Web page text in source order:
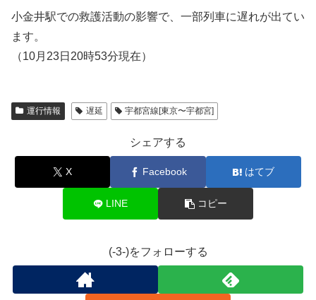
小金井駅での救護活動の影響で、一部列車に遅れが出てい
ます。
（10月23日20時53分現在）
運行情報 遅延 宇都宮線[東京〜宇都宮]
シェアする
X Facebook はてブ
LINE コピー
(-3-)をフォローする